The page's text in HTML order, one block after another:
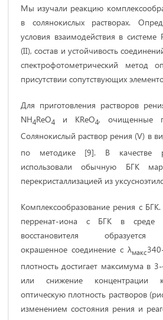
Мы изучали реакцию
в солянокислых растворах.
условия взаимодействия в системе
(II), состав и устойчивость
спектрофотометрический метод
присутствии сопутствующих
Для приготовления растворов
NH4ReO4 и KReO4, очищенные
Солянокислый раствор рения (V) в
по методике [9]. В качестве
использовали обычную БГК
перекристаллизацией из
Комплексообразование рения с
перренат-иона с БГК в среде
восстановителя образуется
окрашенное соединение с λмакс
плотность достигает максимума
или снижение концентрации
оптическую плотность растворов
изменением состояния рения и